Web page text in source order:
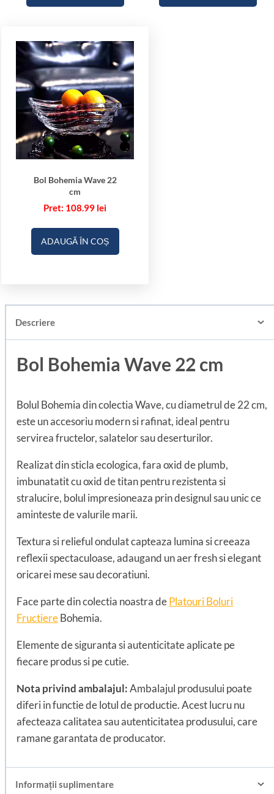
Bol Bohemia Wave 22
cm
108.99 lei
ADAUGĂ ÎN COȘ
Descriere
Bol Bohemia Wave 22 cm
Bolul Bohemia din colectia Wave, cu diametrul de 22 cm,
este un accesoriu modern si rafinat, ideal pentru
servirea fructelor, salatelor sau deserturilor.
Realizat din sticla ecologica, fara oxid de plumb,
imbunatatit cu oxid de titan pentru rezistenta si
stralucire, bolul impresioneaza prin designul sau unic ce
aminteste de valurile marii.
Textura si relieful ondulat capteaza lumina si creeaza
reflexii spectaculoase, adaugand un aer fresh si elegant
oricarei mese sau decoratiuni.
Face parte din colectia noastra dePlatouri Boluri
FructiereBohemia.
Elemente de siguranta si autenticitate aplicate pe
fiecare produs si pe cutie.
Nota privind ambalajul:Ambalajul produsului poate
diferi in functie de lotul de productie. Acest lucru nu
afecteaza calitatea sau autenticitatea produsului, care
ramane garantata de producator.
Informații suplimentare